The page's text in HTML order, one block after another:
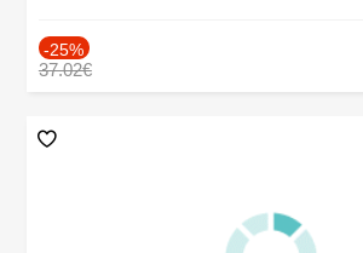
-25%
37.02€